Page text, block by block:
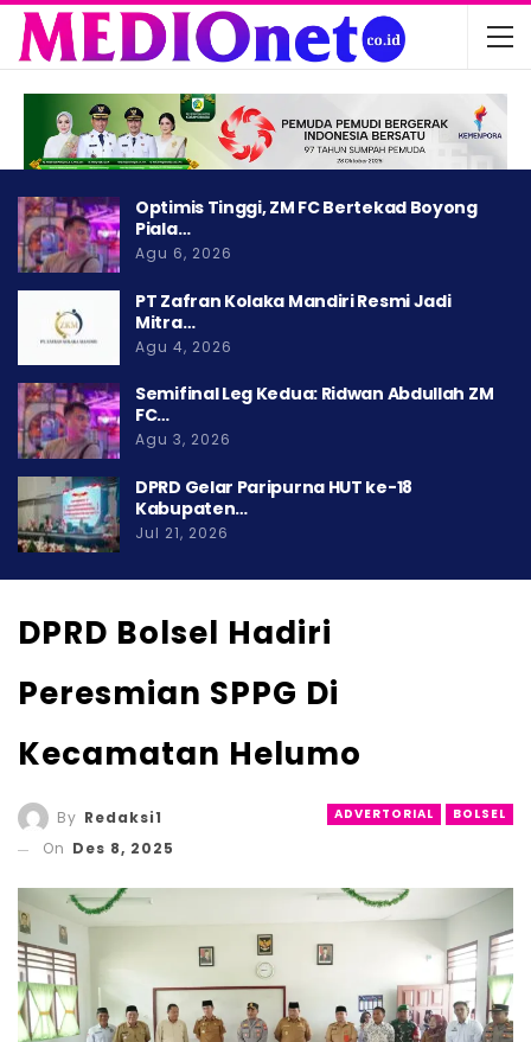
Optimis Tinggi, ZM FC Bertekad Boyong
Piala…
Agu 6, 2026
PT Zafran Kolaka Mandiri Resmi Jadi
Mitra…
Agu 4, 2026
Semifinal Leg Kedua: Ridwan Abdullah ZM
FC…
Agu 3, 2026
DPRD Gelar Paripurna HUT ke-18
Kabupaten…
Jul 21, 2026
DPRD Bolsel Hadiri
Peresmian SPPG Di
Kecamatan Helumo
ADVERTORIAL BOLSEL
By Redaksi1
On Des 8, 2025